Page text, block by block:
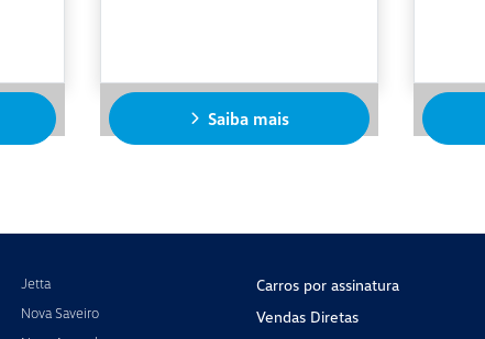
Saiba mais
Jetta
Nova Saveiro
Carros por assinatura
Vendas Diretas